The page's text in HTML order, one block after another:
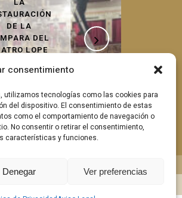
consentimiento
utilizamos tecnologías como las cookies para
del dispositivo. El consentimiento de estas
como el comportamiento de navegación o
No consentir o retirar el consentimiento,
características y funciones.
Denegar Ver preferencias
QUE
EL